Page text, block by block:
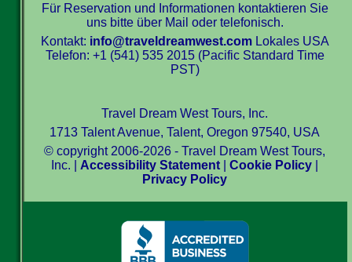
Für Reservation und Informationen kontaktieren Sie
uns bitte über Mail oder telefonisch.
Kontakt: info@traveldreamwest.comLokales USA
Telefon: +1 (541) 535 2015 (Pacific Standard Time
PST)
Travel Dream West Tours, Inc.
1713 Talent Avenue, Talent, Oregon 97540, USA
© copyright 2006-2026 - Travel Dream West Tours,
Inc. | Accessibility Statement |Cookie Policy
Privacy Policy